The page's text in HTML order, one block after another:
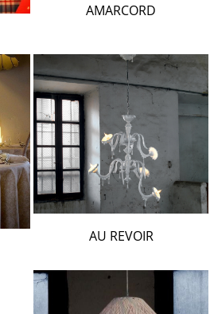
AMARCORD
AU REVOIR